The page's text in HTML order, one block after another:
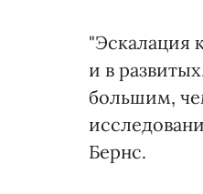
"Эскалация
и в
большим,
Бернс.